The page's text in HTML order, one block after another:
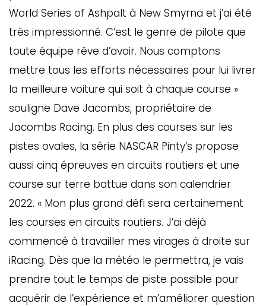
World Series of Ashpalt à New Smyrna et j’ai été
très impressionné. C’est le genre de pilote que
toute équipe rêve d’avoir. Nous comptons
mettre tous les efforts nécessaires pour lui livrer
la meilleure voiture qui soit à chaque course »
souligne Dave Jacombs, propriétaire de
Jacombs Racing. En plus des courses sur les
pistes ovales, la série NASCAR Pinty’s propose
aussi cinq épreuves en circuits routiers et une
course sur terre battue dans son calendrier
2022. « Mon plus grand défi sera certainement
les courses en circuits routiers. J’ai déjà
commencé à travailler mes virages à droite sur
iRacing. Dès que la météo le permettra, je vais
prendre tout le temps de piste possible pour
acquérir de l’expérience et m’améliorer question